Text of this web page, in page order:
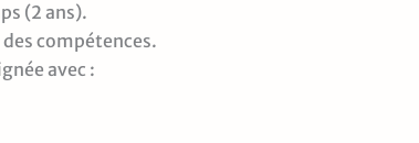
(2 ans).
compétences.
avec :